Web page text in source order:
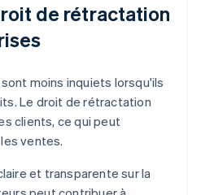
de rétractation
moins inquiets lorsqu'ils
Le droit de rétractation
clients, ce qui peut
ventes.
et transparente sur la